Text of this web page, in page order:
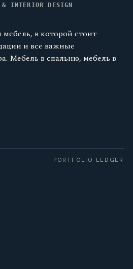
& INTERIOR DESIGN
в которой стоит
и все важные
Мебель в спальню, мебель в
PORTFOLIO LEDGER